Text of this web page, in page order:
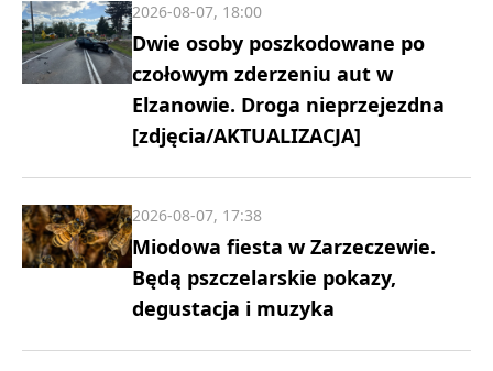
Dwie osoby poszkodowane po
czołowym zderzeniu aut w
Elzanowie. Droga nieprzejezdna
[zdjęcia/AKTUALIZACJA]
2026-08-07, 18:00
Miodowa fiesta w Zarzeczewie.
Będą pszczelarskie pokazy,
degustacja i muzyka
2026-08-07, 17:38